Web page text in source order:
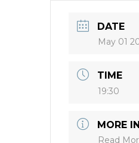
DATE
May 01
TIME
19:30
MORE
Read